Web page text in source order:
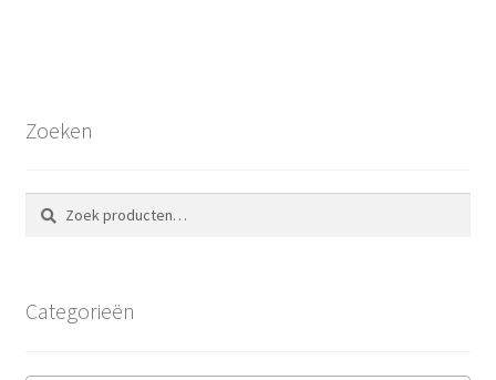
Zoeken
Zoeken
naar:
Zoeken
Categorieën